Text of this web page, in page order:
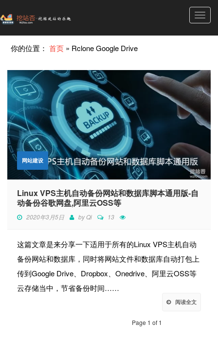
你的位置：首页 » Rclone Google Drive
网站建设
Linux VPS主机自动备份网站和数据库脚本通用版-自
动备份谷歌网盘,阿里云OSS等
2020年3月5日 byQi 13
这篇文章是来分享一下适用于所有的Linux VPS主机自动
备份网站和数据库，同时将网站文件和数据库自动打包上
传到Google Drive、Dropbox、Onedrive、阿里云OSS等
云存储当中，节省备份时间……
阅读全文
Page 1 of 1